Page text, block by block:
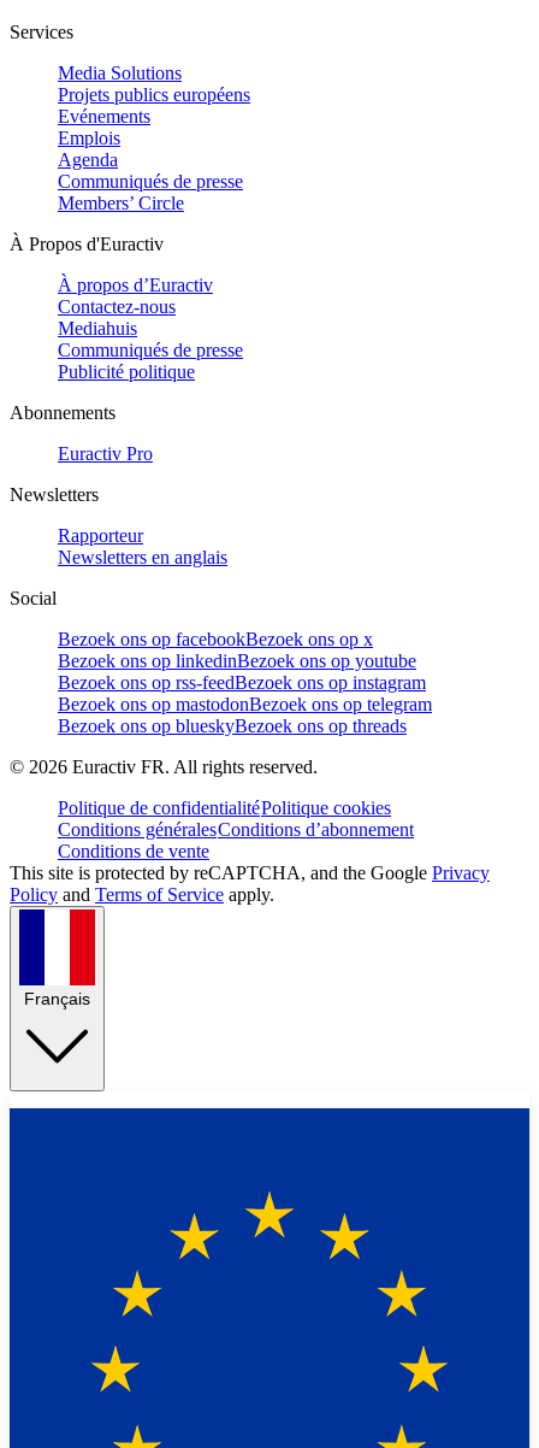
Services
Media Solutions
Projets publics européens
Evénements
Emplois
Agenda
Communiqués de presse
Members’ Circle
À Propos d'Euractiv
À propos d’Euractiv
Contactez-nous
Mediahuis
Communiqués de presse
Publicité politique
Abonnements
Euractiv Pro
Newsletters
Rapporteur
Newsletters en anglais
Social
Bezoek ons op facebookBezoek ons op x
Bezoek ons op linkedinBezoek ons op youtube
Bezoek ons op rss-feedBezoek ons op instagram
Bezoek ons op mastodonBezoek ons op telegram
Bezoek ons op blueskyBezoek ons op threads
© 2026 Euractiv FR. All rights reserved.
Politique de confidentialitéPolitique cookies
Conditions généralesConditions d’abonnement
Conditions de vente
This site is protected by reCAPTCHA, and the Google Privacy
Policy and Terms of Service apply.
Français